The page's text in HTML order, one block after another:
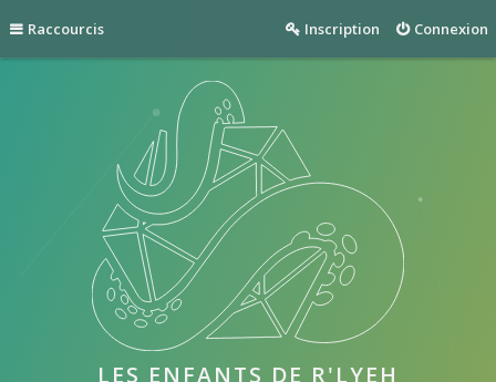
Raccourcis Connexion
Inscription
LES ENFANTS DE R'LYEH